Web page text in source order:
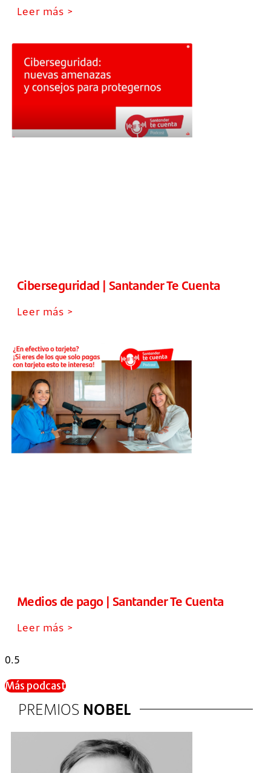
Leer más >
Ciberseguridad | Santander Te Cuenta
Leer más >
Medios de pago | Santander Te Cuenta
Leer más >
Más podcast
PREMIOS NOBEL